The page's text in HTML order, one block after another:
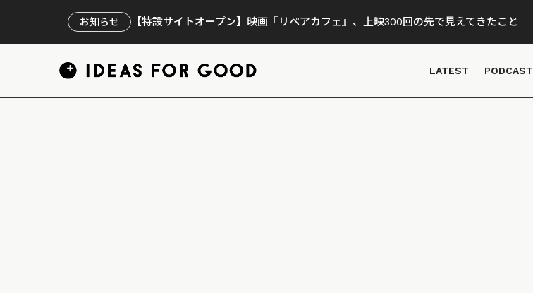
お知らせ 【特設サイトオープン】映画『リペアカフェ』、上映300回の先で見えてきたこと
LATEST PODCAST